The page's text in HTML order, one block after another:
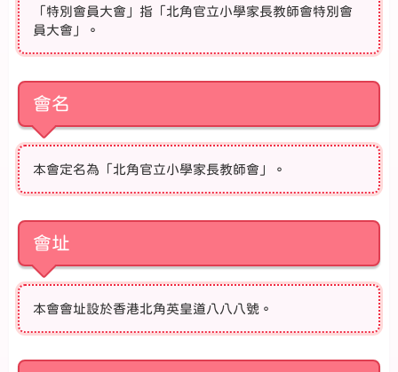
「特別會員大會」指「北角官立小學家長教師會特別會
員大會」。
會名
本會定名為「北角官立小學家長教師會」。
會址
本會會址設於香港北角英皇道八八八號。